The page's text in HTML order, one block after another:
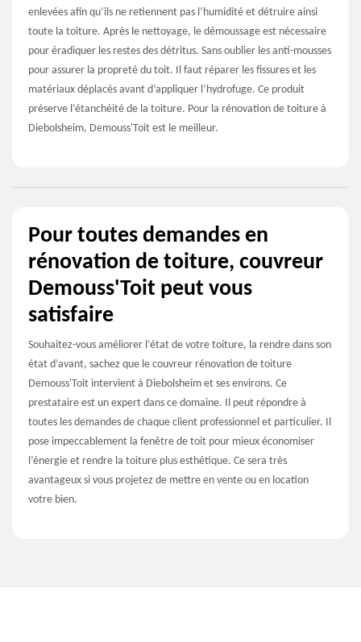
enlevées afin qu’ils ne retiennent pas l’humidité et détruire ainsi
toute la toiture. Après le nettoyage, le démoussage est nécessaire
pour éradiquer les restes des détritus. Sans oublier les anti-mousses
pour assurer la propreté du toit. Il faut réparer les fissures et les
matériaux déplacés avant d’appliquer l’hydrofuge. Ce produit
préserve l’étanchéité de la toiture. Pour la rénovation de toiture à
Diebolsheim, Demouss'Toit est le meilleur.
Pour toutes demandes en
rénovation de toiture, couvreur
Demouss'Toit peut vous
satisfaire
Souhaitez-vous améliorer l’état de votre toiture, la rendre dans son
état d’avant, sachez que le couvreur rénovation de toiture
Demouss'Toit intervient à Diebolsheim et ses environs. Ce
prestataire est un expert dans ce domaine. Il peut répondre à
toutes les demandes de chaque client professionnel et particulier. Il
pose impeccablement la fenêtre de toit pour mieux économiser
l’énergie et rendre la toiture plus esthétique. Ce sera très
avantageux si vous projetez de mettre en vente ou en location
votre bien.